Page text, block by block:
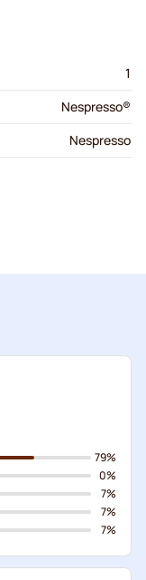
1
Nespresso®
Nespresso
79%
0%
7%
7%
7%